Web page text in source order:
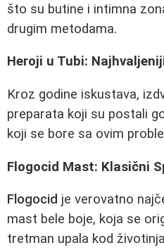
što su butine i intimna
drugim metodama.
Heroji u Tubi:
Kroz godine iskustava,
preparata koji su postali
koji se bore sa ovim
Flogocid Mast: Klasični
Flogocid je verovatno
mast bele boje, koja se
tretman upala kod